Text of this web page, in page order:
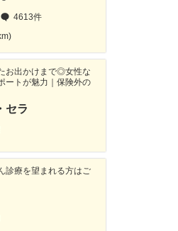
4613件
お出かけまで◎女性な
ートが魅力｜保険外の
セラ
診療を望まれる方はご